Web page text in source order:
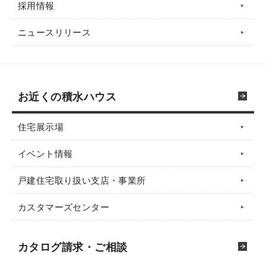
採用情報
ニュースリリース
お近くの積水ハウス
住宅展示場
イベント情報
戸建住宅取り扱い支店・事業所
カスタマーズセンター
カタログ請求・ご相談